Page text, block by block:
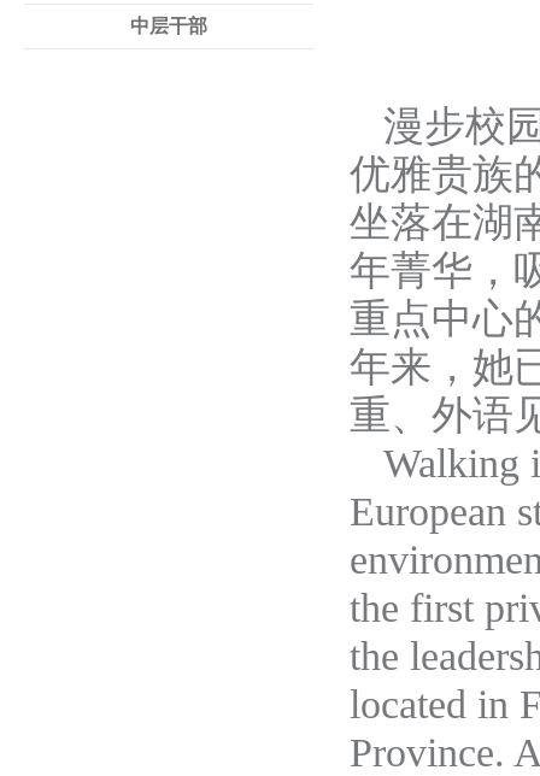
中层干部
漫步校
优雅贵族
坐落在湖
年菁华，
重点中心
年来，她
重、 外语
Walking
European
the first
the
located in
Province.